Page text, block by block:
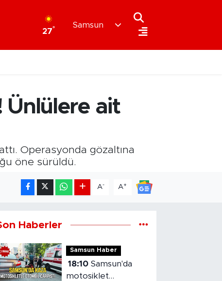
27°
Samsun
Ünlülere ait
Operasyonda gözaltına
öne sürüldü.
A- A+
Haberler
Samsun Haber
18:10 Samsun'da
motosiklet